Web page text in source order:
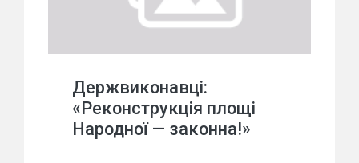
Держвиконавці:
«Реконструкція площі
Народної — законна!»